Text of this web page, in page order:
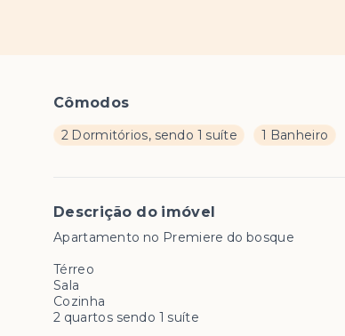
Cômodos
2 Dormitórios, sendo 1 suíte 1 Banheiro
Descrição do imóvel
Apartamento no Premiere do bosque
Térreo
Sala
Cozinha
2 quartos sendo 1 suíte